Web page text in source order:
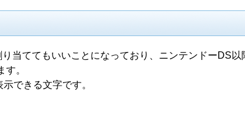
当ててもいいことになっており、ニンテンドーDS以
。
できる文字です。